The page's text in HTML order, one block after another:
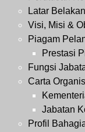
Latar
Visi, Misi &
Piagam
Prestasi
Fungsi
Carta
Jabatan
Profil